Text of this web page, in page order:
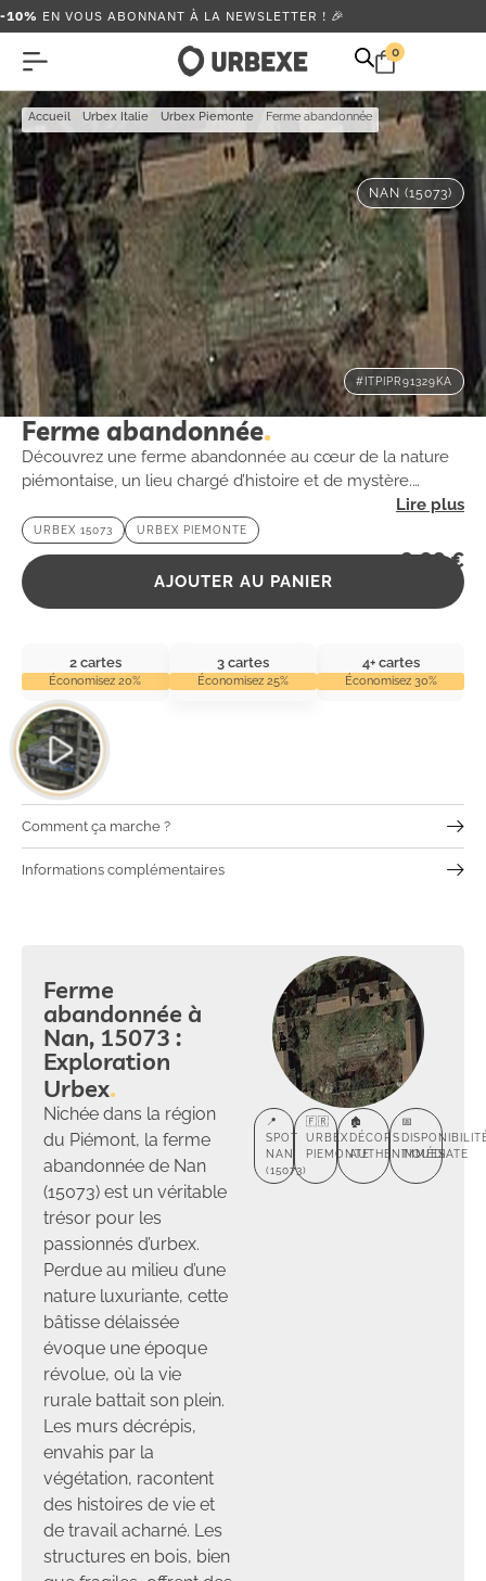
-10% EN VOUS ABONNANT À LA NEWSLETTER ! 🎉
0
Accueil - Urbex Italie - Urbex Piemonte - Ferme abandonnée
NAN (15073)
#ITPIPR91329KA
Ferme abandonnée
Découvrez une ferme abandonnée au cœur de la nature
piémontaise, un lieu chargé d’histoire et de mystère.
Explorez cet endroit fascinant et laissez-vous emporter par
son atmosphère unique.
URBEX 15073 URBEX PIEMONTE
2,99€
AJOUTER AU PANIER
2 cartes
Économisez 20%
3 cartes
Économisez 25%
4+ cartes
Économisez 30%
Comment ça marche ?
Informations complémentaires
Ferme
abandonnée à
Nan, 15073 :
Exploration
Urbex
Nichée dans la région
du Piémont, la ferme
abandonnée de Nan
(15073) est un véritable
trésor pour les
passionnés d’urbex.
Perdue au milieu d’une
nature luxuriante, cette
bâtisse délaissée
évoque une époque
révolue, où la vie
rurale battait son plein.
Les murs décrépis,
envahis par la
végétation, racontent
des histoires de vie et
de travail acharné. Les
structures en bois, bien
📍
SPOT
NAN
(15073)
🇫🇷
URBEX
PIEMONTE
🏚️
DÉCORS
AUTHENTIQUES
📅
IMMÉDIATE